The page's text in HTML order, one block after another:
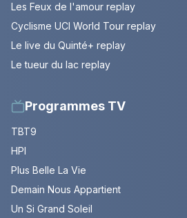
Les Feux de l'amour replay
Cyclisme UCI World Tour replay
Le live du Quinté+ replay
Le tueur du lac replay
Programmes TV
TBT9
HPI
Plus Belle La Vie
Demain Nous Appartient
Un Si Grand Soleil